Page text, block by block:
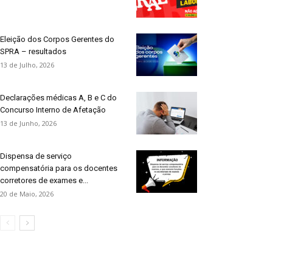
Eleição dos Corpos Gerentes do
SPRA – resultados
13 de Julho, 2026
Declarações médicas A, B e C do
Concurso Interno de Afetação
13 de Junho, 2026
Dispensa de serviço
compensatória para os docentes
corretores de exames e...
20 de Maio, 2026